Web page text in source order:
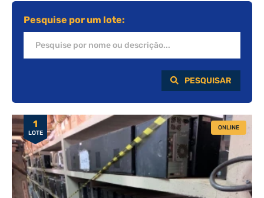
Pesquise por um lote:
PESQUISAR
1
LOTE
ONLINE